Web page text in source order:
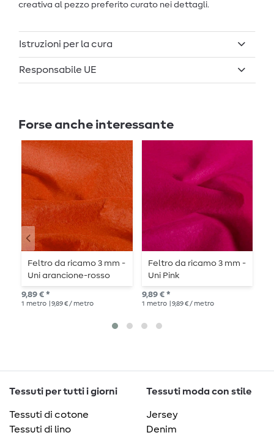
creativa al pezzo preferito curato nei dettagli.
Istruzioni per la cura
Responsabile UE
Forse anche interessante
Feltro da ricamo 3 mm -
Uni arancione-rosso
9,89 € *
1 metro | 9,89 € / metro
Feltro da ricamo 3 mm -
Uni Pink
9,89 € *
1 metro | 9,89 € / metro
Tessuti per tutti i giorni
Tessuti di cotone
Tessuti di lino
Tessuti moda con stile
Jersey
Denim